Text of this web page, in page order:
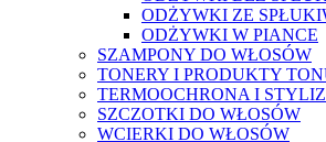
ODŻYWKI ZE
ODŻYWKI W PIANCE
SZAMPONY DO WŁOSÓW
TONERY I PRODUKTY
TERMOOCHRONA I
SZCZOTKI DO WŁOSÓW
WCIERKI DO WŁOSÓW